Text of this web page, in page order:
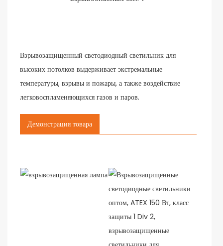
Взрывозащищенный светодиодный светильник для
высоких потолков выдерживает экстремальные
температуры, взрывы и пожары, а также воздействие
легковоспламеняющихся газов и паров.
Демонстрация товара